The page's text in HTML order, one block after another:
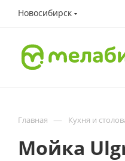
Новосибирск
Главная — Кухня и
Мойка